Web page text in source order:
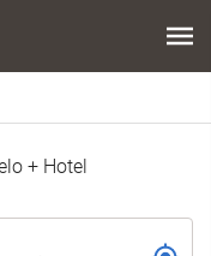
+ Hotel